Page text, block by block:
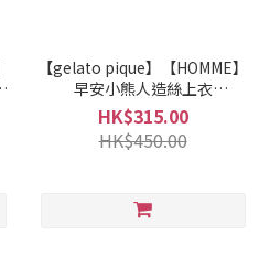
【gelato pique】【HOMME】
早安小熊人造絲上衣
PMCT261962
HK$315.00
HK$450.00